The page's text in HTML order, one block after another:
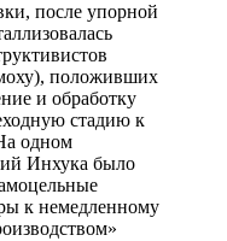
после упорной
положивших
и обработку
стадию к
одном
Инхука было
к немедленному